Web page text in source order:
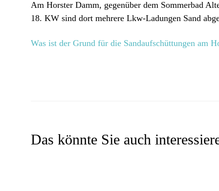
Am Horster Damm, gegenüber dem Sommerbad
18. KW sind dort mehrere Lkw-Ladungen Sand
Was ist der Grund für die Sandaufschüttungen am
Das könnte Sie auch